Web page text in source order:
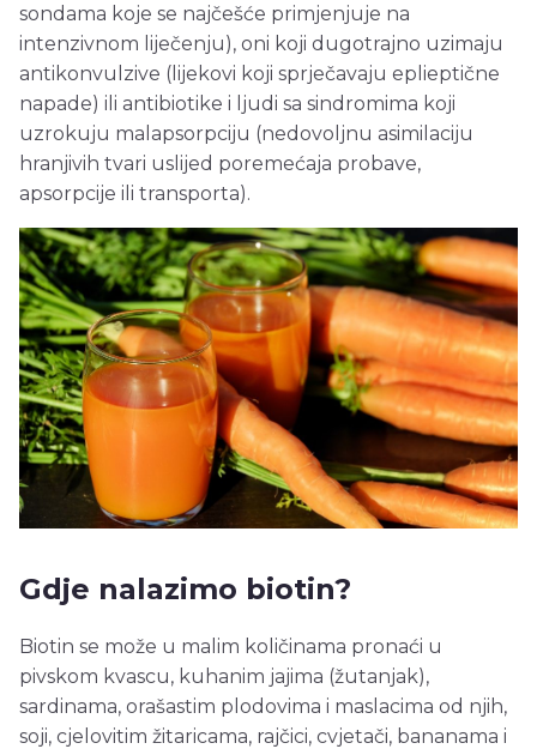
sondama koje se najčešće primjenjuje na
intenzivnom liječenju), oni koji dugotrajno uzimaju
antikonvulzive (lijekovi koji sprječavaju eplieptične
napade) ili antibiotike i ljudi sa sindromima koji
uzrokuju malapsorpciju (nedovoljnu asimilaciju
hranjivih tvari uslijed poremećaja probave,
apsorpcije ili transporta).
Gdje nalazimo biotin?
Biotin se može u malim količinama pronaći u
pivskom kvascu, kuhanim jajima (žutanjak),
sardinama, orašastim plodovima i maslacima od njih,
soji, cjelovitim žitaricama, rajčici, cvjetači, bananama i